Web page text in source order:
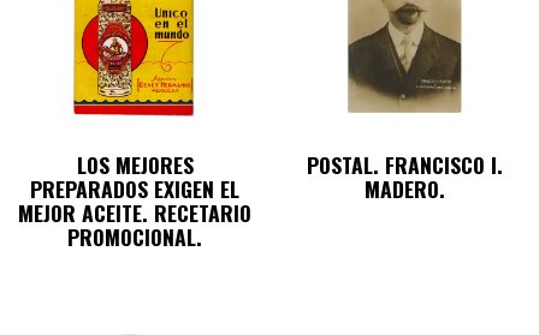
LOS MEJORES
PREPARADOS EXIGEN EL
MEJOR ACEITE. RECETARIO
PROMOCIONAL.
POSTAL. FRANCISCO I.
MADERO.